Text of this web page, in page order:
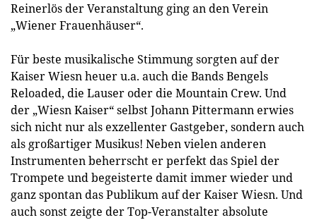
Reinerlös der Veranstaltung ging an den Verein
„Wiener Frauenhäuser“.
Für beste musikalische Stimmung sorgten auf der
Kaiser Wiesn heuer u.a. auch die Bands Bengels
Reloaded, die Lauser oder die Mountain Crew. Und
der „Wiesn Kaiser“ selbst Johann Pittermann erwies
sich nicht nur als exzellenter Gastgeber, sondern auch
als großartiger Musikus! Neben vielen anderen
Instrumenten beherrscht er perfekt das Spiel der
Trompete und begeisterte damit immer wieder und
ganz spontan das Publikum auf der Kaiser Wiesn. Und
auch sonst zeigte der Top-Veranstalter absolute